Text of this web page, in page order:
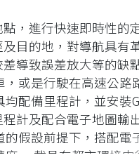
，進行快速即時性的
目的地，對導航具有
導致誤差放大等的缺
或是行駛在高速公路
配備里程計，並安裝
計及配合電子地圖輸
假設前提下，搭配電
。 載具在都市環境中